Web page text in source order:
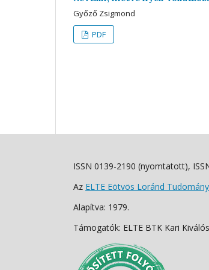
Győző Zsigmond
PDF
ISSN 0139-2190 (nyomtatott),
Az ELTE Eötvös Loránd
Alapítva: 1979.
Támogatók: ELTE BTK Kari